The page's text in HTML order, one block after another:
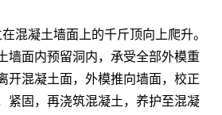
混凝土墙面上的千斤顶向上爬升。
墙面内预留洞内，承受全部外模重
开混凝土面，外模推向墙面，校正
紧固，再浇筑混凝土，养护至混凝